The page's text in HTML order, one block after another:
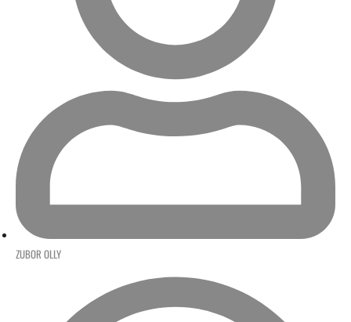
ZUBOR OLLY